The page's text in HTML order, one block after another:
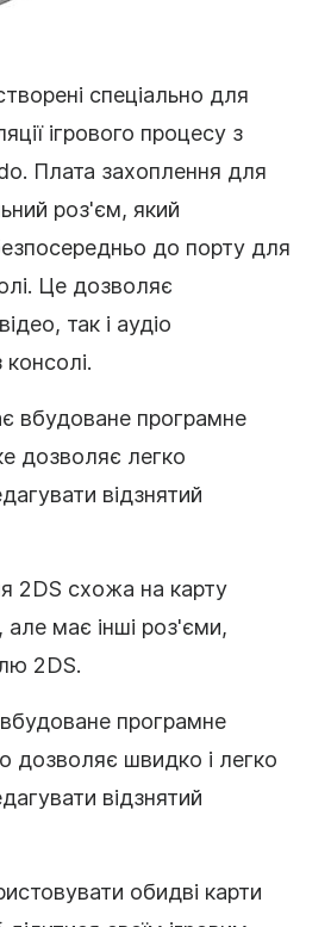
спеціально для
ігрового процесу з
Плата захоплення для
роз'єм, який
до порту для
Це дозволяє
так і аудіо
вбудоване програмне
дозволяє легко
відзнятий
2DS схожа на карту
має інші роз'єми,
2DS.
програмне
дозволяє швидко і легко
відзнятий
обидві карти